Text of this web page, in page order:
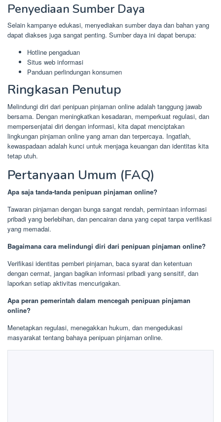
Penyediaan Sumber Daya
Selain kampanye edukasi, menyediakan sumber daya dan bahan yang
dapat diakses juga sangat penting. Sumber daya ini dapat berupa:
Hotline pengaduan
Situs web informasi
Panduan perlindungan konsumen
Ringkasan Penutup
Melindungi diri dari penipuan pinjaman online adalah tanggung jawab
bersama. Dengan meningkatkan kesadaran, memperkuat regulasi, dan
mempersenjatai diri dengan informasi, kita dapat menciptakan
lingkungan pinjaman online yang aman dan terpercaya. Ingatlah,
kewaspadaan adalah kunci untuk menjaga keuangan dan identitas kita
tetap utuh.
Pertanyaan Umum (FAQ)
Apa saja tanda-tanda penipuan pinjaman online?
Tawaran pinjaman dengan bunga sangat rendah, permintaan informasi
pribadi yang berlebihan, dan pencairan dana yang cepat tanpa verifikasi
yang memadai.
Bagaimana cara melindungi diri dari penipuan pinjaman online?
Verifikasi identitas pemberi pinjaman, baca syarat dan ketentuan
dengan cermat, jangan bagikan informasi pribadi yang sensitif, dan
laporkan setiap aktivitas mencurigakan.
Apa peran pemerintah dalam mencegah penipuan pinjaman
online?
Menetapkan regulasi, menegakkan hukum, dan mengedukasi
masyarakat tentang bahaya penipuan pinjaman online.